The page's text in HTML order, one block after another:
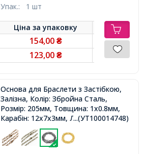
Упак.: 1 шт
Ціна заупаковку
154,00 ₴
123,00 ₴
Основа для Браслети з Застібкою,
Залізна, Колір: Збройна Сталь,
Розмір: 205мм, Товщина: 1x0.8мм,
Карабін: 12x7x3мм, Ланка:
7x4.5x1мм,
...(УТ100014748)